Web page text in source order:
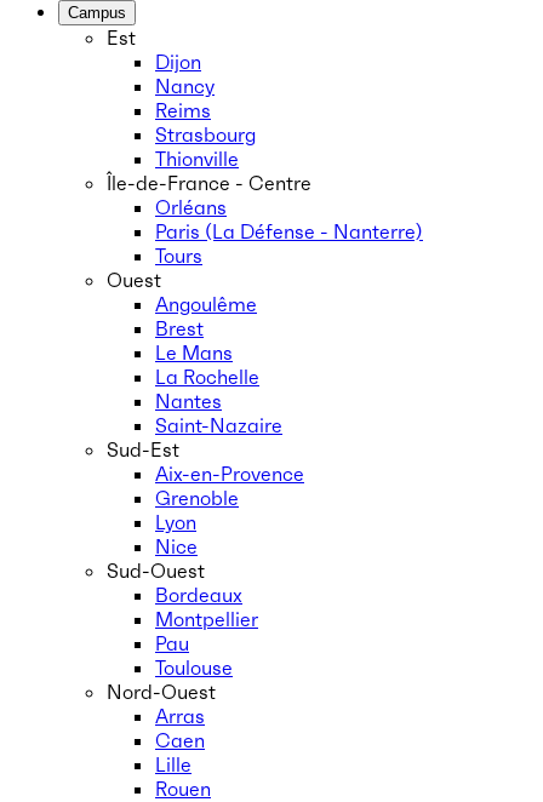
Campus
Est
Dijon
Nancy
Reims
Strasbourg
Thionville
Île-de-France - Centre
Orléans
Paris (La Défense - Nanterre)
Tours
Ouest
Angoulême
Brest
Le Mans
La Rochelle
Nantes
Saint-Nazaire
Sud-Est
Aix-en-Provence
Grenoble
Lyon
Nice
Sud-Ouest
Bordeaux
Montpellier
Pau
Toulouse
Nord-Ouest
Arras
Caen
Lille
Rouen